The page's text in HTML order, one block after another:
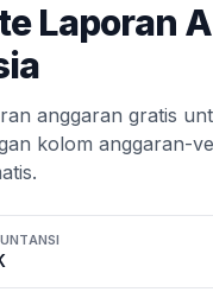
Laporan
anggaran gratis
kolom anggaran-